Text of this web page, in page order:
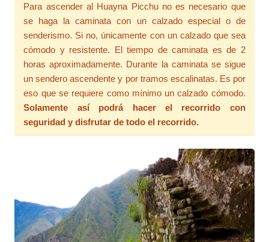
Para ascender al Huayna Picchu no es necesario que
se haga la caminata con un calzado especial o de
senderismo. Si no, únicamente con un calzado que sea
cómodo y resistente. El tiempo de caminata es de 2
horas aproximadamente. Durante la caminata se sigue
un sendero ascendente y por tramos escalinatas. Es por
eso que se requiere como mínimo un calzado cómodo.
Solamente así podrá hacer el recorrido con
seguridad y disfrutar de todo el recorrido.